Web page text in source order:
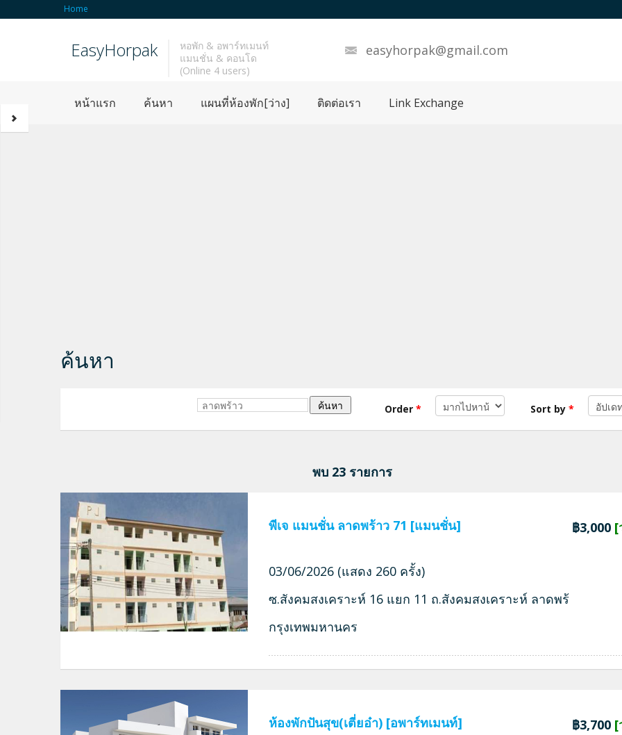
Home
EasyHorpak
หอพัก & อพาร์ทเมนท์
แมนชั่น & คอนโด
(Online 4 users)
easyhorpak@gmail.com
หน้าแรก ค้นหา แผนที่ห้องพัก[ว่าง] ติดต่อเรา Link Exchange
ค้นหา
Sort by *
Order *
พบ 23 รายการ
พีเจ แมนชั่น ลาดพร้าว 71 [แมนชั่น] ฿3,000 [
03/06/2026 (แสดง 260 ครั้ง)
ซ.สังคมสงเคราะห์ 16 แยก 11 ถ.สังคมสงเคราะห์ ลาดพร้
กรุงเทพมหานคร
ห้องพักปันสุข(เตี่ยอ๋า) [อพาร์ทเมนท์] ฿3,700 [